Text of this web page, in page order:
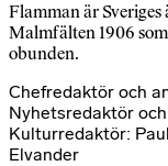
Flamman är
Malmfälten 1906
obunden.
Chefredaktör och
Nyhetsredaktör
Kulturredaktör:
Elvander